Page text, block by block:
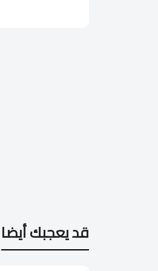
قد يعجبك أيضا